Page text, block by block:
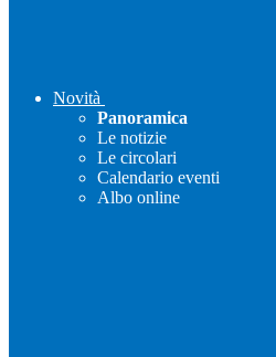
Novità
Panoramica
Le notizie
Le circolari
Calendario eventi
Albo online